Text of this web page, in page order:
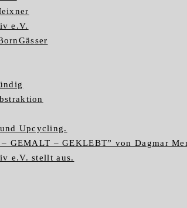
e.V.
Upcycling.
GEMALT – GEKLEBT” von Dagmar
e.V. stellt aus.